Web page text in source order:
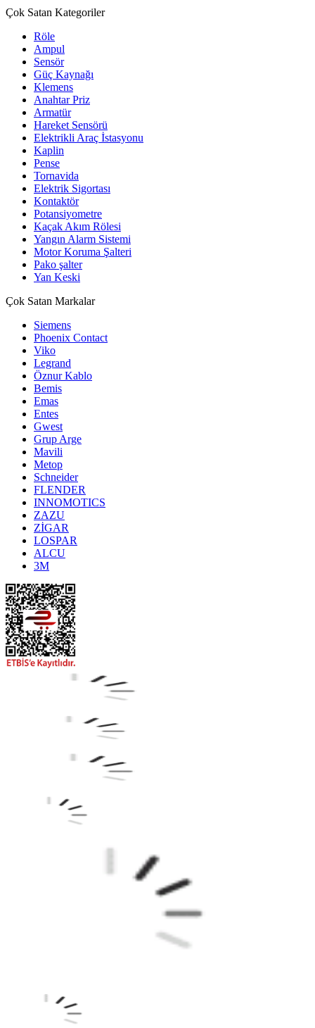
Çok Satan Kategoriler
Röle
Ampul
Sensör
Güç Kaynağı
Klemens
Anahtar Priz
Armatür
Hareket Sensörü
Elektrikli Araç İstasyonu
Kaplin
Pense
Tornavida
Elektrik Sigortası
Kontaktör
Potansiyometre
Kaçak Akım Rölesi
Yangın Alarm Sistemi
Motor Koruma Şalteri
Pako şalter
Yan Keski
Çok Satan Markalar
Siemens
Phoenix Contact
Viko
Legrand
Öznur Kablo
Bemis
Emas
Entes
Gwest
Grup Arge
Mavili
Metop
Schneider
FLENDER
INNOMOTICS
ZAZU
ZİGAR
LOSPAR
ALCU
3M